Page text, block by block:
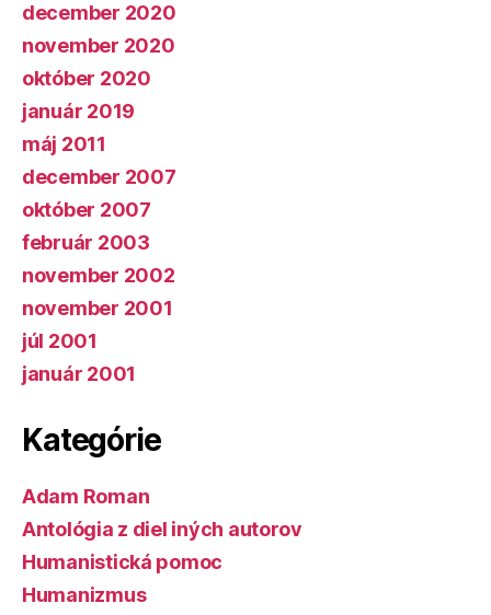
december 2020
november 2020
október 2020
január 2019
máj 2011
december 2007
október 2007
február 2003
november 2002
november 2001
júl 2001
január 2001
Kategórie
Adam Roman
Antológia z diel iných autorov
Humanistická pomoc
Humanizmus